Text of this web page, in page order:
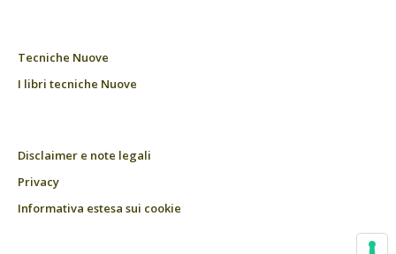
Tecniche Nuove
I libri tecniche Nuove
Disclaimer e note legali
Privacy
Informativa estesa sui cookie